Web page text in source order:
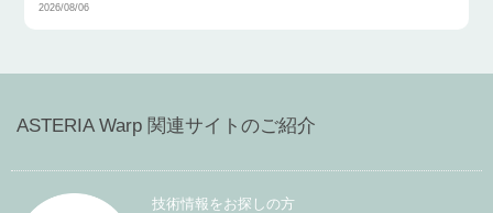
2026/08/06
ASTERIA Warp 関連サイトのご紹介
技術情報をお探しの方